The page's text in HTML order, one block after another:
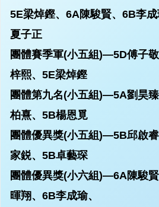
5E梁焯鏗、6A陳駿賢、6B李
夏子正
團體賽季軍(小五組)—5D傅子
梓熙、5E梁焯鏗
團體第九名(小五組)—5A劉昊
柏熹、5B楊恩覓
團體優異獎(小五組)—5B邱啟
家鋭、5B卓藝琛
團體優異獎(小六組)—6A陳駿
暉翔、6B李成瑜、